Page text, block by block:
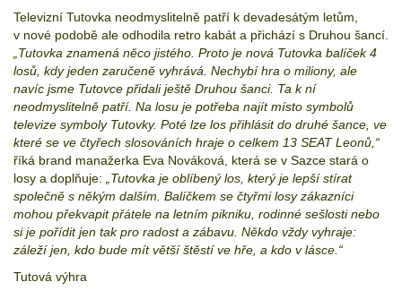
Televizní Tutovka neodmyslitelně patří k devadesátým letům,
v nové podobě ale odhodila retro kabát a přichází s Druhou šancí.
„Tutovka znamená něco jistého. Proto je nová Tutovka balíček 4
losů, kdy jeden zaručeně vyhrává. Nechybí hra o miliony, ale
navíc jsme Tutovce přidali ještě Druhou šanci. Ta k ní
neodmyslitelně patří. Na losu je potřeba najít místo symbolů
televize symboly Tutovky. Poté lze los přihlásit do druhé šance, ve
které se ve čtyřech slosováních hraje o celkem 13 SEAT Leonů,“
říká brand manažerka Eva Nováková, která se v Sazce stará o
losy a doplňuje:
„Tutovka je oblíbenýlos, který je lepší stírat
společně s někým dalším. Balíčkem se čtyřmi losy zákazníci
mohou překvapit přátele na letním pikniku, rodinné sešlosti nebo
si je pořídit jen tak pro radost a zábavu. Někdo vždy vyhraje:
záleží jen, kdo bude mít větší štěstí ve hře a kdo v lásce. “
Tutová výhra